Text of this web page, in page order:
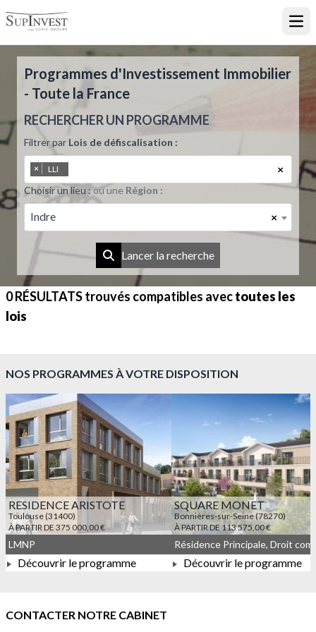
Programmes d'Investissement Immobilier
- Toute la France
RECHERCHER UN PROGRAMME
Filtrer par Lois de défiscalisation :
×
× LLI
Choisir un lieu :ou une Région :
×
Indre
Lancer la recherche
0 RÉSULTATStrouvés compatibles avectoutes les
lois
NOS PROGRAMMES À VOTRE DISPOSITION
RESIDENCE ARISTOTE
Toulouse (31400)
À PARTIR DE 375 000,00 €
À PARTIR DE 375 000,00 €
LMNP
Découvrir le programme
SQUARE MONET
Bonnières-sur-Seine (78270)
À PARTIR DE 113 575,00 €
Découvrir le programme
CONTACTER NOTRE CABINET